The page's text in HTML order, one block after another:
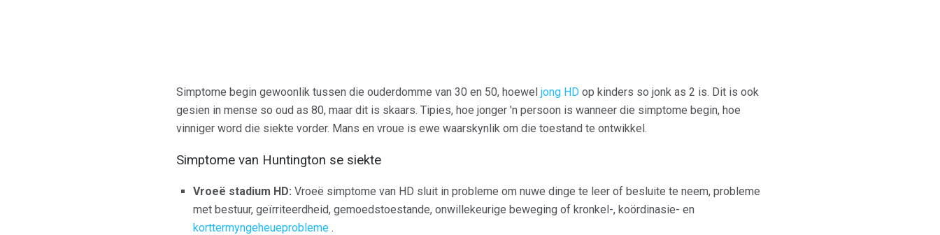
Simptome begin gewoonlik tussen die ouderdomme van 30 en 50, hoewel jong HD op kinders so jonk as 2 is. Dit is ook
gesien in mense so oud as 80, maar dit is skaars. Tipies, hoe jonger 'n persoon is wanneer die simptome begin, hoe
vinniger word die siekte vorder. Mans en vroue is ewe waarskynlik om die toestand te ontwikkel.
Simptome van Huntington se siekte
Vroeë stadium HD: Vroeë simptome van HD sluit in probleme om nuwe dinge te leer of besluite te neem, probleme
met bestuur, geïrriteerdheid, gemoedstoestande, onwillekeurige beweging of kronkel-, koördinasie- en
korttermyngeheueprobleme .